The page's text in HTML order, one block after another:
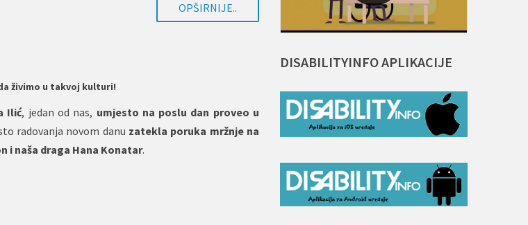
OPŠIRNIJE..
živimo u takvoj kulturi!
Ilić, jedan od nas, umjesto na poslu dan proveo u
radovanja novom danu zatekla poruka mržnje na
i naša draga Hana Konatar.
DISABILITYINFOAPLIKACIJE